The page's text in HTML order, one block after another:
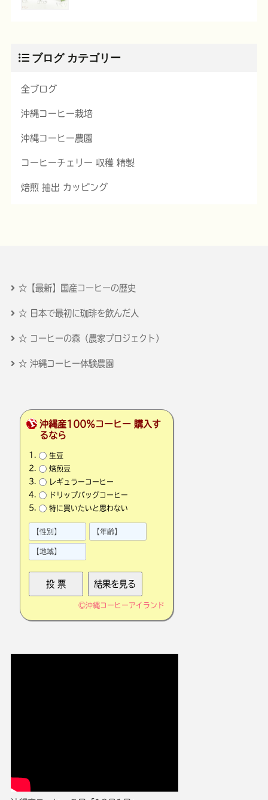
ブログ カテゴリー
全ブログ
沖縄コーヒー栽培
沖縄コーヒー農園
コーヒーチェリー 収穫 精製
焙煎 抽出 カッピング
☆【最新】国産コーヒーの歴史
☆ 日本で最初に珈琲を飲んだ人
☆ コーヒーの森（農家プロジェクト）
☆ 沖縄コーヒー体験農園
沖縄産100％コーヒー 購入す
るなら
生豆
焙煎豆
レギュラーコーヒー
ドリップバッグコーヒー
特に買いたいと思わない
©沖縄コーヒーアイランド